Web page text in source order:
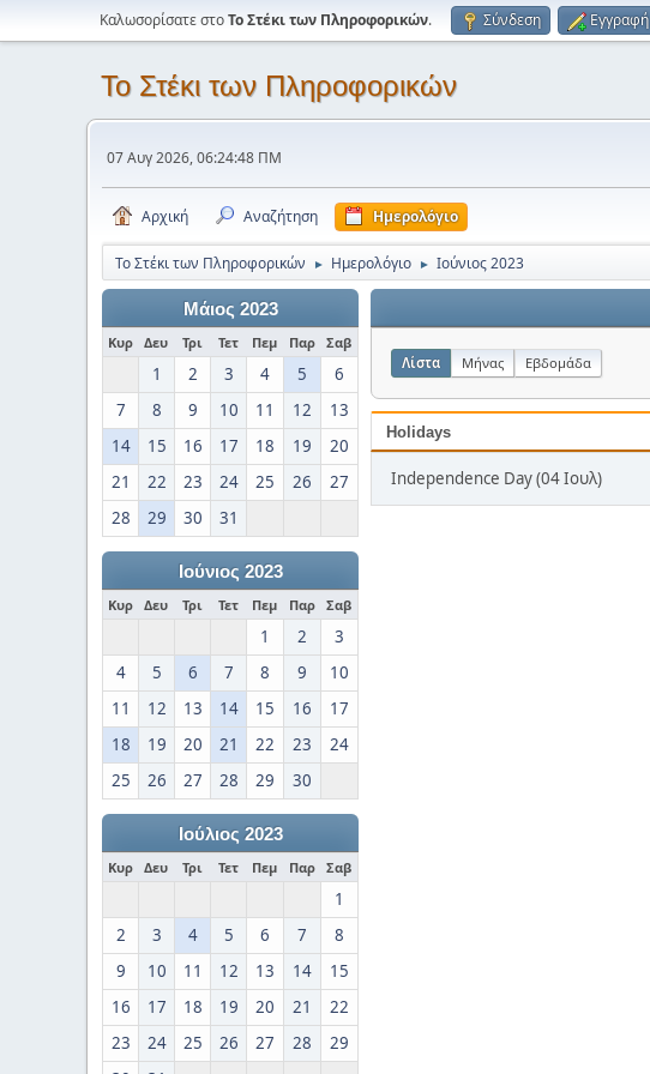
Καλωσορίσατε στοΤο Στέκι των Πληροφορικών. Σύνδεση Εγγραφή
Το Στέκι των Πληροφορικών
07 Αυγ 2026, 06:24:48 ΠΜ
Αρχική Αναζήτηση Ημερολόγιο
Το Στέκι των Πληροφορικών ► Ημερολόγιο ► Ιούνιος 2023
Μάιος 2023
Κυρ Δευ Τρι Τετ Πεμ Παρ Σαβ
1 2 3 4 5
6
7
8 9 10 11 12
13
14
15 16 17 18 19
20
21
22 23 24 25 26
27
28
29 30 31
Ιούνιος 2023
Κυρ Δευ Τρι Τετ Πεμ Παρ Σαβ
1 2
3
4
5 6 7 8 9
10
11
12 13 14 15 16
17
18
19 20 21 22 23
24
25
26 27 28 29 30
Ιούλιος 2023
Κυρ Δευ Τρι Τετ Πεμ Παρ Σαβ
1
2
3 4 5 6 7
8
9
10 11 12 13 14
15
16
17 18 19 20 21
22
23
24 25 26 27 28
29
Λίστα Μήνας Εβδομάδα
Holidays
Independence Day (04 Ιουλ)